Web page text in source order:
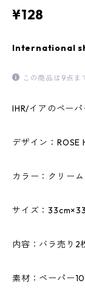
¥128
International
この商品は9点ま
IHR/イアのペー
デザイン：ROSE
カラー：クリーム
サイズ：
内容：バラ売り2
素材：ペーパー